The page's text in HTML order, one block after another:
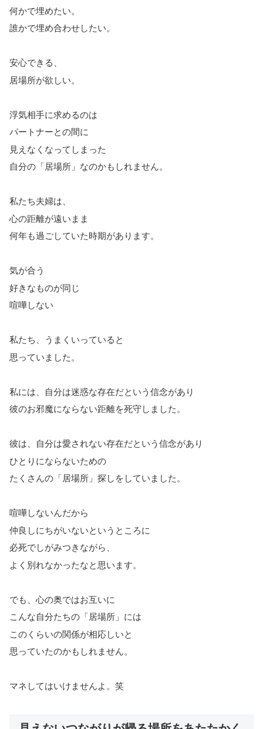
何かで埋めたい。
誰かで埋め合わせしたい。
安心できる、
居場所が欲しい。
浮気相手に求めるのは
パートナーとの間に
見えなくなってしまった
自分の「居場所」なのかもしれません。
私たち夫婦は、
心の距離が遠いまま
何年も過ごしていた時期があります。
気が合う
好きなものが同じ
喧嘩しない
私たち、うまくいっていると
思っていました。
私には、自分は迷惑な存在だという信念があり
彼のお邪魔にならない距離を死守しました。
彼は、自分は愛されない存在だという信念があり
ひとりにならないための
たくさんの「居場所」探しをしていました。
喧嘩しないんだから
仲良しにちがいないというところに
必死でしがみつきながら、
よく別れなかったなと思います。
でも、心の奥ではお互いに
こんな自分たちの「居場所」には
このくらいの関係が相応しいと
思っていたのかもしれません。
マネしてはいけませんよ。笑